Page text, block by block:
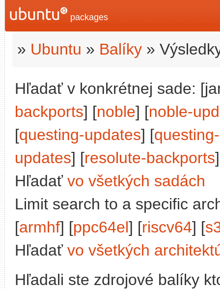
packages
» Ubuntu » Balíky »
Hľadať v konkrétnej sade:
backports] [noble] [noble-
[questing-updates] [
updates] [resolute-backports
Hľadať vo všetkých sadách
Limit search to a specific
[armhf] [ppc64el] [riscv64] [
Hľadať vo všetkých
Hľadali ste zdrojové balíky